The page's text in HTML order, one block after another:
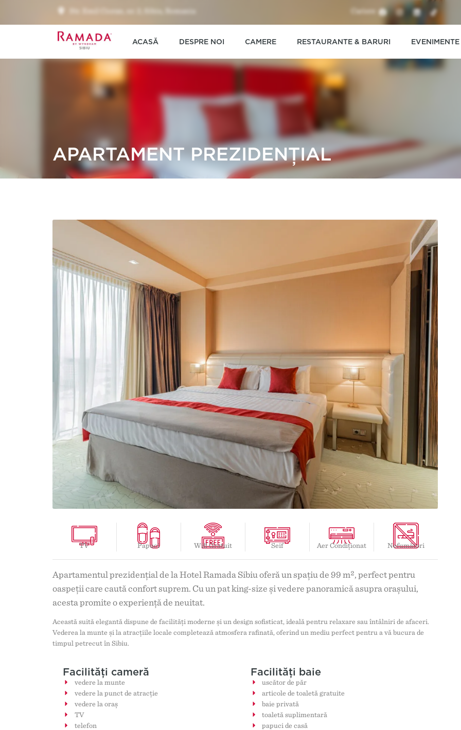
Str. Emil Cioran, nr. 2, Sibiu, Romania Cariere
ACASĂ DESPRE NOI CAMERE RESTAURANTE & BARURI EVENIMENTE
APARTAMENT PREZIDENȚIAL
TV Papuci Wifi Gratuit Seif Aer Condiționat Nefumători
Apartamentul prezidențial de la Hotel Ramada Sibiu oferă un spațiu de 99 m², perfect pentru
oaspeții care caută confort suprem. Cu un pat king-size și vedere panoramică asupra orașului,
acesta promite o experiență de neuitat.
Această suită elegantă dispune de facilități moderne și un design sofisticat, ideală pentru relaxare sau întâlniri de afaceri.
Vederea la munte și la atracțiile locale completează atmosfera rafinată, oferind un mediu perfect pentru a vă bucura de
timpul petrecut în Sibiu.
Facilități cameră
vedere la munte
vedere la punct de atracţie
vedere la oraș
TV
telefon
Facilități baie
uscător de păr
articole de toaletă gratuite
baie privată
toaletă suplimentară
papuci de casă